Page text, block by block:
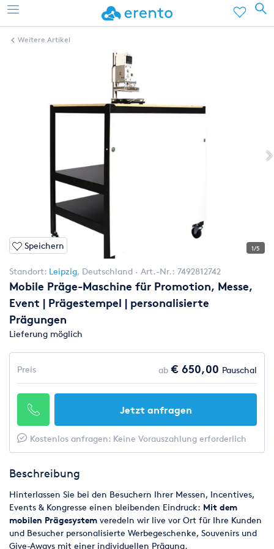
Weitere Artikel
Speichern 1/5
Standort: Leipzig, Deutschland Art.-Nr.: 7492812742
Mobile Präge-Maschine für Promotion, Messe,
Event | Prägestempel | personalisierte
Prägungen
Lieferung möglich
Preis ab € 650,00 Pauschal
Jetzt anfragen
Kostenlos anfragen: Keine Vorauszahlung erforderlich
Beschreibung
Hinterlassen Sie bei den Besuchern Ihrer Messen, Incentives,
Events & Kongresse einen bleibenden Eindruck: Mit dem
mobilen Prägesystem veredeln wir live vor Ort für Ihre Kunden
und Besucher personalisierte Werbegeschenke, Souvenirs und
Give-Aways mit einer individuellen Prägung.